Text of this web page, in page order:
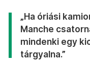
„Ha óriási
Manche
mindenki egy
tárgyalna.”